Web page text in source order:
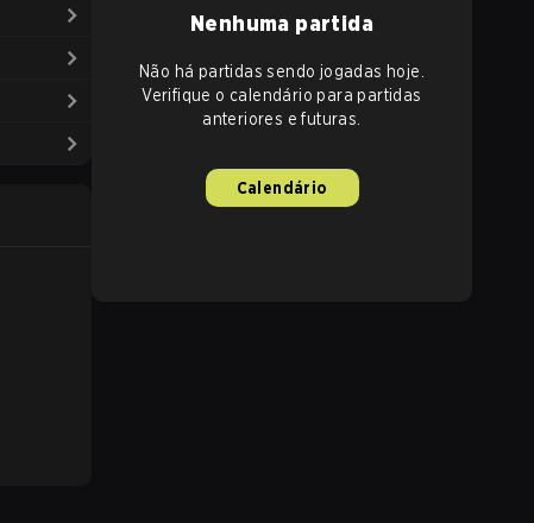
Nenhuma partida
Não há partidas sendo jogadas hoje.
Verifique o calendário para partidas
anteriores e futuras.
Calendário